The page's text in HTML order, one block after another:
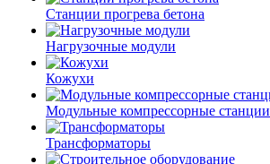
Станции прогрева бетона
Нагрузочные модули
Кожухи
Модульные компрессорные станции
Трансформаторы